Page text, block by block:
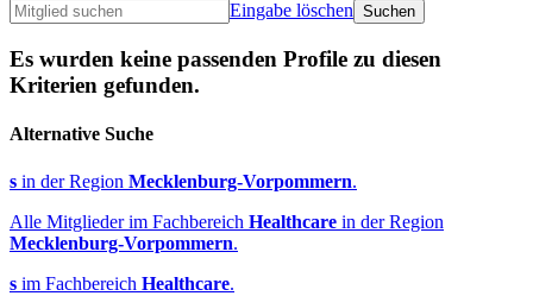
Eingabe löschen
Es wurden keine passenden Profile zu diesen
Kriterien gefunden.
Alternative Suche
s in der Region Mecklenburg-Vorpommern.
Alle Mitglieder im Fachbereich Healthcare in der Region
Mecklenburg-Vorpommern.
s im Fachbereich Healthcare.